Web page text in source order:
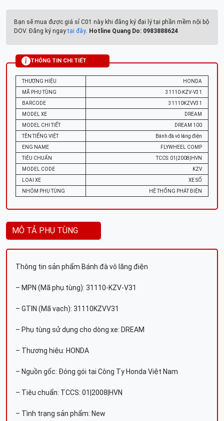
Bạn sẽ mua được giá sỉ C01 này khi đăng ký đại lý tại phần mềm nội bộ
DOV. Đăng ký ngaytại đây. Hotline Quang Do: 0983888624
THÔNG TIN CHI TIẾT
THƯƠNG HIỆU
HONDA
MÃ PHỤ TÙNG
31110-KZV-V31
BARCODE
31110KZVV31
MODEL XE
DREAM
MODEL CHI TIẾT
DREAM 100
TÊN TIẾNG VIỆT
Bánh đà vô lăng điện
ENG NAME
FLYWHEEL COMP
TIÊU CHUẨN
TCCS: 01|2008|HVN
MODEL CODE
KZV
LOẠI XE
XE SỐ
NHÓM PHỤ TÙNG
HỆ THỐNG PHÁT ĐIỆN
MÔ TẢ PHỤ TÙNG
Thông tin sản phẩm Bánh đà vô lăng điện
– MPN (Mã phụ tùng): 31110-KZV-V31
– GTIN (Mã vạch): 31110KZVV31
– Phụ tùng sử dụng cho dòng xe: DREAM
– Thương hiệu: HONDA
– Nguồn gốc: Đóng gói tại Công Ty Honda Việt Nam
– Tiêu chuẩn: TCCS: 01|2008|HVN
– Tình trạng sản phẩm: New